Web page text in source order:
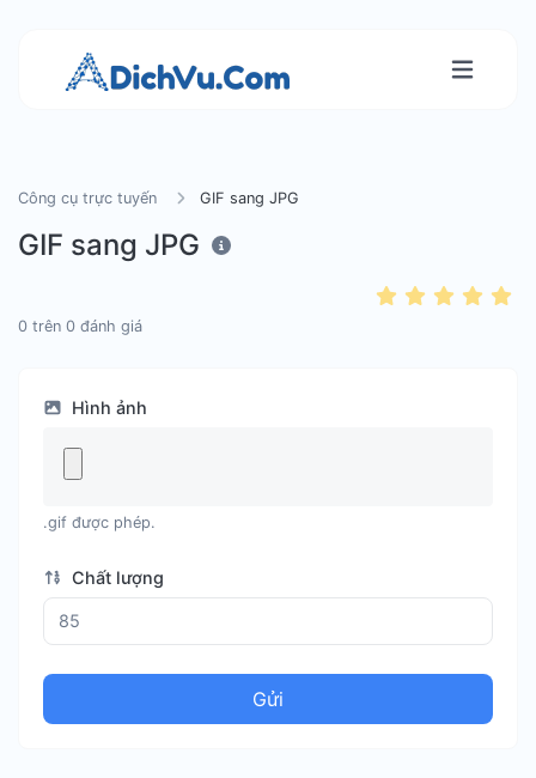
Công cụ trực tuyến GIF sang JPG
GIF sang JPG
0 trên 0 đánh giá
Hình ảnh
.gif được phép.
Chất lượng
Gửi